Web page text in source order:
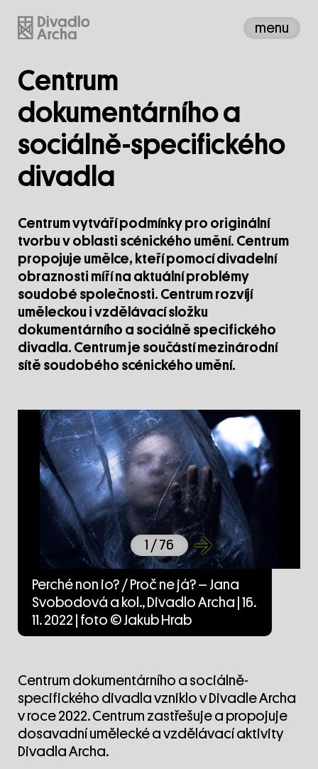
menu
Centrum
dokumentárního a
sociálně-specifického
divadla
Centrum vytváří podmínky pro originální
tvorbu v oblasti scénického umění. Centrum
propojuje umělce, kteří pomocí divadelní
obraznosti míří na aktuální problémy
soudobé společnosti. Centrum rozvíjí
uměleckou i vzdělávací složku
dokumentárního a sociálně specifického
divadla. Centrum je součástí mezinárodní
sítě soudobého scénického umění.
1 / 76
Perché non io? / Proč ne já? – Jana
Svobodová a kol., Divadlo Archa | 16.
11. 2022 | foto © Jakub Hrab
Centrum dokumentárního a sociálně-
specifického divadla vzniklo v Divadle Archa
v roce 2022. Centrum zastřešuje a propojuje
dosavadní umělecké a vzdělávací aktivity
Divadla Archa.